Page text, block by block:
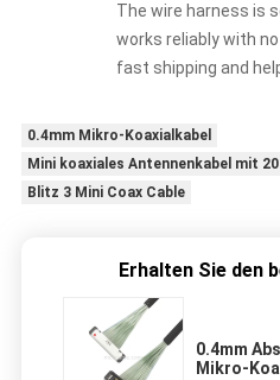
The wire harness is
works reliably with
fast shipping and
0.4mm Mikro-Koaxialkabel
Mini koaxiales Antennenkabel mit
Blitz 3 Mini Coax Cable
Erhalten Sie den
0.4mm
Mikro-